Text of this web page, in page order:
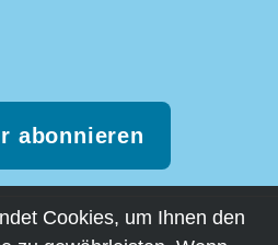
abonnieren
Cookies, um Ihnen den